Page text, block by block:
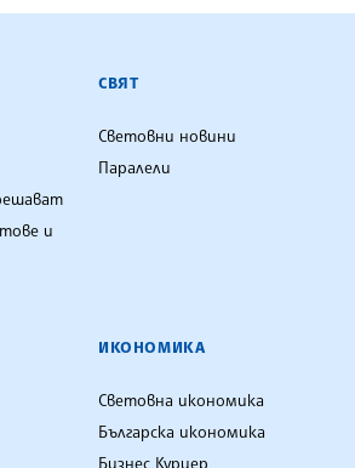
АГЕНЦИЯ
и
СВЯТ
Световни новини
Паралели
ИКОНОМИКА
Световна икономика
Българска икономика
Бизнес Куриер